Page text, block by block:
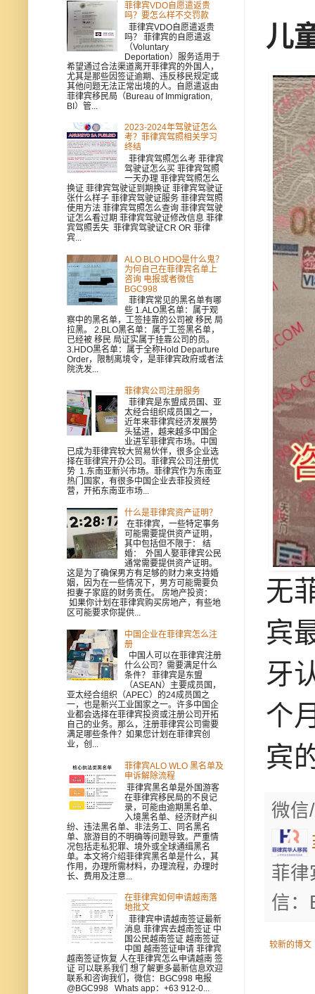
儿
无
宾
牙
个
宾
微
菲律
信：
较新的博文
菲律宾VDO自愿遣返贵
吗？要怎么样不交罚款
菲律宾VDO自愿遣返贵
吗？ 菲律宾的自愿遣返
（Voluntary
Deportation）服务适用于
希望通过合法渠道离开菲律宾的外国人，
尤其是那些因签证逾期、违反移民规定或
其他问题无法正常出境的人。自愿遣返由
菲律宾移民局（Bureau of Immigration,
BI）管...
2023-2024年驾驶证怎么
考？菲律宾驾照相关学习
终结
菲律宾驾照怎么考 菲律宾
驾驶证怎么买 菲律宾驾照
一天办理 菲律宾驾照怎么
换证 菲律宾驾驶证到期换证 菲律宾驾驶证
张什么样子 菲律宾驾驶证服务 菲律宾驾照
使用方法 菲律宾驾照怎么查询 菲律宾驾驶
证怎么看过期 菲律宾驾驶证修改信息 菲律
宾驾照丢失 菲律宾驾驶证CR OR 菲律
宾...
ALO BLO HDO是什么鬼？
为何自己在菲律宾名单上
咨询 电报或者微信
BGC998
菲律宾常见的黑名单有哪
些 1.ALO黑名单：属于观
察中的黑名单，工签挂靠的公司被 移民 局
拉黑。 2.BLO黑名单：属于工签黑名单，
已经被 移民 局证实属于挂靠公司的员。
3.HDO黑名单：属于全称Hold Departure
Order，限制离境令，是菲律宾政府或者法
院洗发...
菲律宾公司注册服务
菲律宾是东盟成员国、亚
太经合组织成员国之一，
近年来菲律宾经济发展势
头猛进，越来越多中国企
业进军菲律宾市场。中国
已成为菲律宾较大贸易伙伴，很多企业选
择在菲律宾开办公司。菲律宾公司注册优
势 1.东南亚新兴市场。菲律宾作为东南亚
热门国家，有很多中国企业去菲投资经
营，开拓东南亚市场...
什么是菲律宾资产证明？
在菲律宾，一些特定事务
可能需要提供资产证明，
其中包括但不限于： 结
婚： 外国人娶菲律宾公民
通常需要提供资产证明。
这是为了确保男方有足够的财力来支持婚
姻，因为在一些情况下，男方可能需要负
担妻子家庭的财务责任。 房地产投资：
如果你计划在菲律宾购买房地产，有些地
区可能要求你提供...
中国企业在菲律宾怎么注
册
中国人可以在菲律宾注册
什么公司？需要满足什么
条件？ 菲律宾是东盟
（ASEAN）主要成员国，
亚太经合组织（APEC）的24成员国之
一，也是新兴工业国家之一。许多中国企
业都会选择在菲律宾投资或注册公司开拓
自己的业务。那么，注册菲律宾公司需要
满足哪些条件？如果您计划在菲律宾创
业，创...
菲律宾ALO WLO 黑名单及
申诉解除流程
菲律宾黑名单是外国游客
在菲律宾移民局的不良记
录，可能由逾期黑名单、
入境黑名单、经济财产纠
纷、违法黑名单、非法务工、同名黑名
单、旅游目的不明确等问题导致。严重情
况包括走私犯罪、境外或全球通缉黑名
单。本文将介绍菲律宾黑名单是什么，其
作用，办理所需材料，办理流程，办理时
长、费用及注意...
在菲律宾如何申请越南落
地批文
菲律宾申请越南签证最新
消息 菲律宾去越南签证 中
国公民越南签证 越南签证
中国 越南签证申请 菲律宾
越南签证恢复 人在菲律宾怎么申请越南 签
证 可以联系我们 想了解更多最新信息欢迎
联系和咨询我们，微信：BGC998 电报
@BGC998 Whats app：+63 912-0...